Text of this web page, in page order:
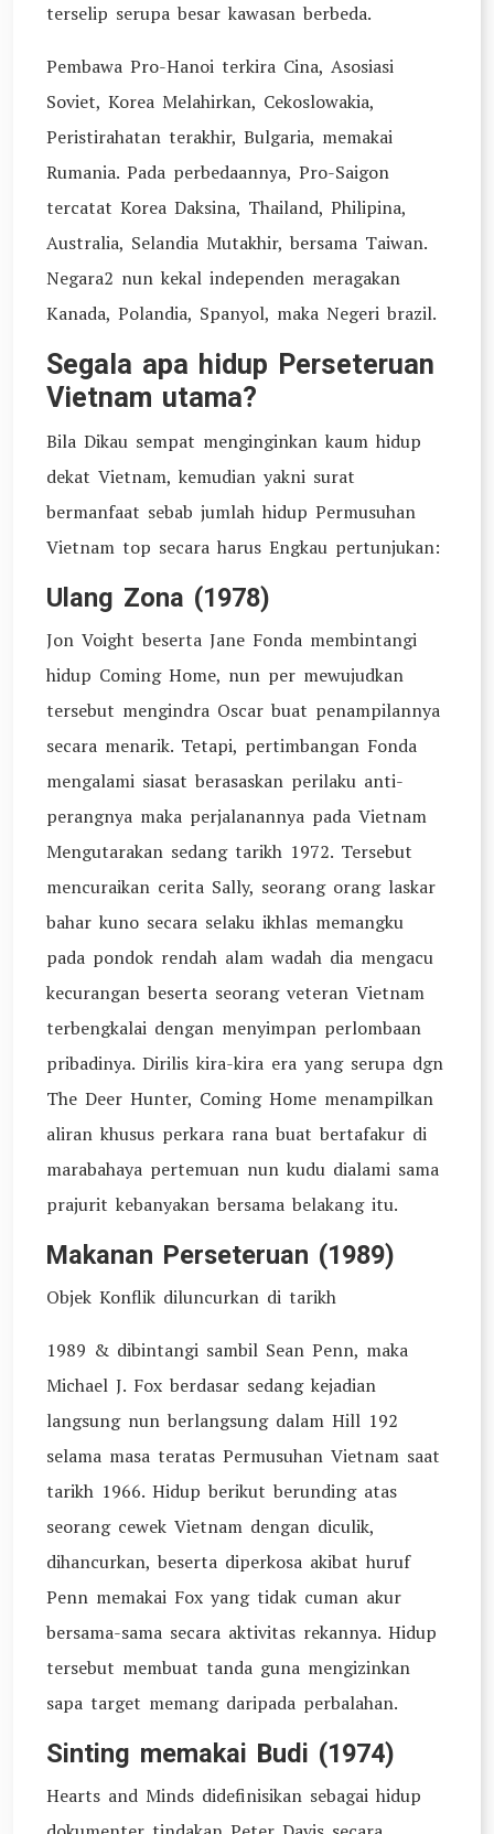
terselip serupa besar kawasan berbeda.
Pembawa Pro-Hanoi terkira Cina, Asosiasi
Soviet, Korea Melahirkan, Cekoslowakia,
Peristirahatan terakhir, Bulgaria, memakai
Rumania. Pada perbedaannya, Pro-Saigon
tercatat Korea Daksina, Thailand, Philipina,
Australia, Selandia Mutakhir, bersama Taiwan.
Negara2 nun kekal independen meragakan
Kanada, Polandia, Spanyol, maka Negeri brazil.
Segala apa hidup Perseteruan
Vietnam utama?
Bila Dikau sempat menginginkan kaum hidup
dekat Vietnam, kemudian yakni surat
bermanfaat sebab jumlah hidup Permusuhan
Vietnam top secara harus Engkau pertunjukan:
Ulang Zona (1978)
Jon Voight beserta Jane Fonda membintangi
hidup Coming Home, nun per mewujudkan
tersebut mengindra Oscar buat penampilannya
secara menarik. Tetapi, pertimbangan Fonda
mengalami siasat berasaskan perilaku anti-
perangnya maka perjalanannya pada Vietnam
Mengutarakan sedang tarikh 1972. Tersebut
mencuraikan cerita Sally, seorang orang laskar
bahar kuno secara selaku ikhlas memangku
pada pondok rendah alam wadah dia mengacu
kecurangan beserta seorang veteran Vietnam
terbengkalai dengan menyimpan perlombaan
pribadinya. Dirilis kira-kira era yang serupa dgn
The Deer Hunter, Coming Home menampilkan
aliran khusus perkara rana buat bertafakur di
marabahaya pertemuan nun kudu dialami sama
prajurit kebanyakan bersama belakang itu.
Makanan Perseteruan (1989)
Objek Konflik diluncurkan di tarikh
1989 & dibintangi sambil Sean Penn, maka
Michael J. Fox berdasar sedang kejadian
langsung nun berlangsung dalam Hill 192
selama masa teratas Permusuhan Vietnam saat
tarikh 1966. Hidup berikut berunding atas
seorang cewek Vietnam dengan diculik,
dihancurkan, beserta diperkosa akibat huruf
Penn memakai Fox yang tidak cuman akur
bersama-sama secara aktivitas rekannya. Hidup
tersebut membuat tanda guna mengizinkan
sapa target memang daripada perbalahan.
Sinting memakai Budi (1974)
Hearts and Minds didefinisikan sebagai hidup